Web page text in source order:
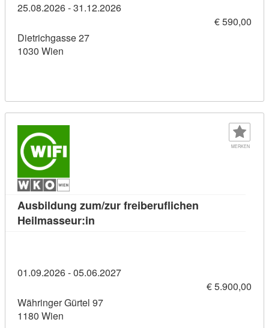
25.08.2026 - 31.12.2026
€ 590,00
Dietrichgasse 27
1030 Wien
MERKEN
Ausbildung zum/zur freiberuflichen
Heilmasseur:in
01.09.2026 - 05.06.2027
€ 5.900,00
Währinger Gürtel 97
1180 Wien